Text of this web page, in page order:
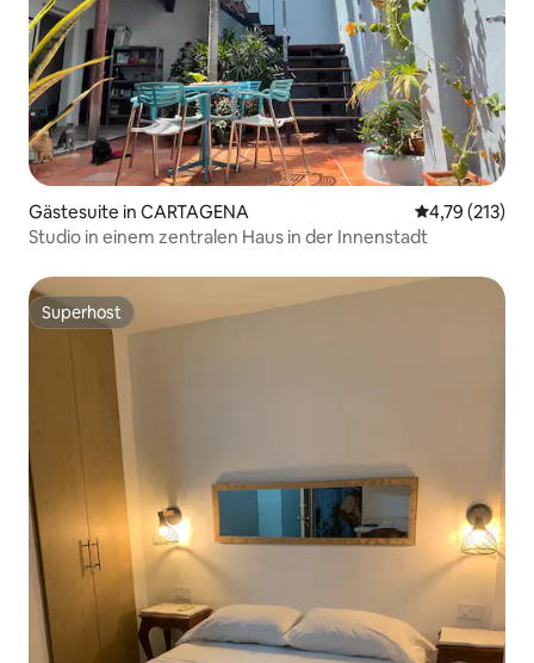
Gästesuite in CARTAGENA
4,79 (213)
Studio in einem zentralen Haus in der Innenstadt
Superhost
Superhost